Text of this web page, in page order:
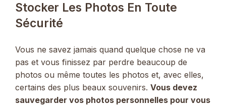
Stocker Les Photos En Toute
Sécurité
Vous ne savez jamais quand quelque chose ne va
pas et vous finissez par perdre beaucoup de
photos ou même toutes les photos et, avec elles,
certains des plus beaux souvenirs. Vous devez
sauvegarder vos photos personnelles pour vous